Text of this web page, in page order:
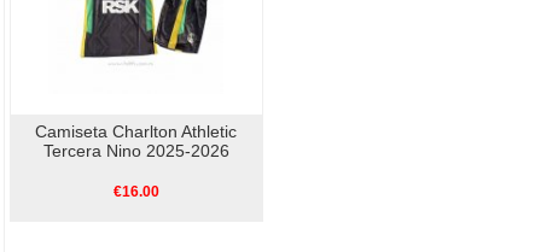
Camiseta Charlton Athletic
Tercera Nino 2025-2026
€16.00